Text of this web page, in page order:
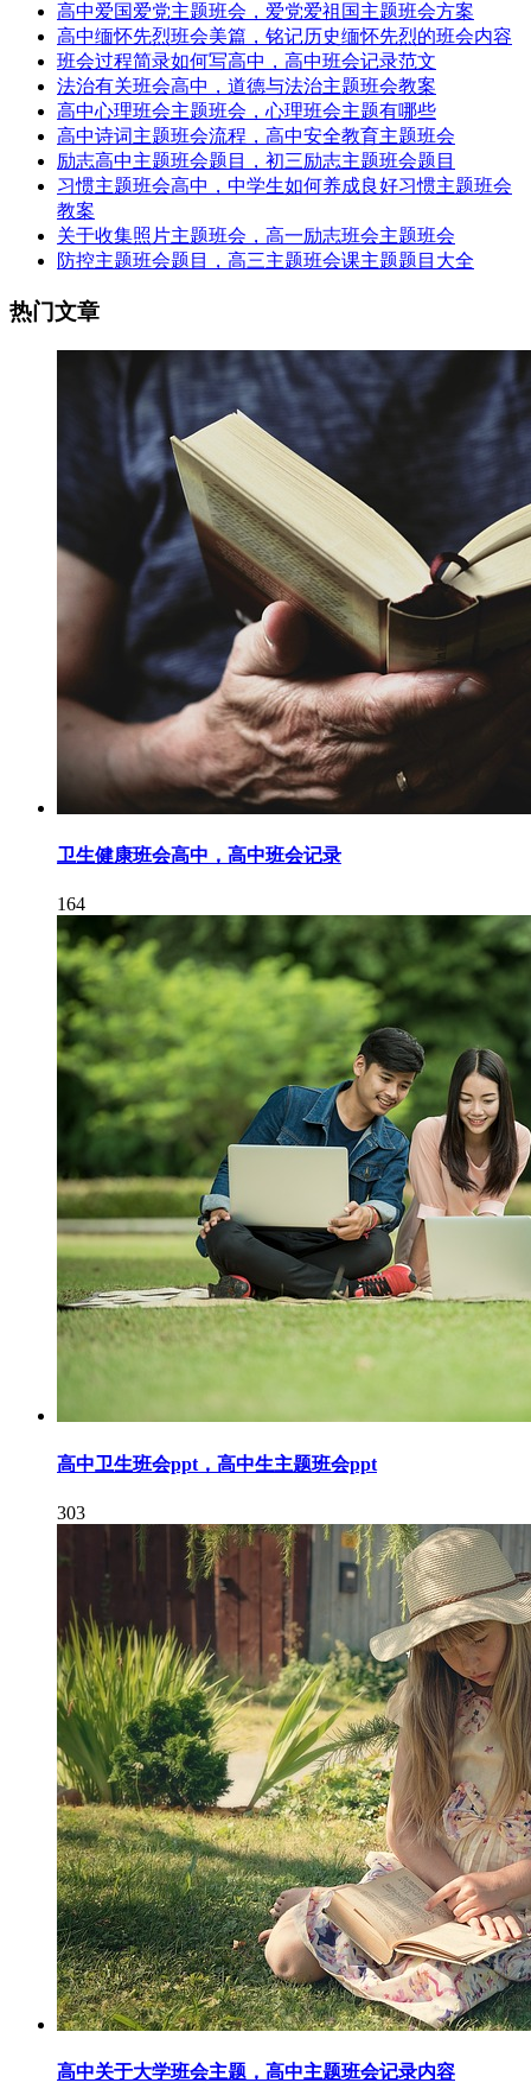
高中爱国爱党主题班会，爱党爱祖国主题班会方案
高中缅怀先烈班会美篇，铭记历史缅怀先烈的班会内容
班会过程简录如何写高中，高中班会记录范文
法治有关班会高中，道德与法治主题班会教案
高中心理班会主题班会，心理班会主题有哪些
高中诗词主题班会流程，高中安全教育主题班会
励志高中主题班会题目，初三励志主题班会题目
习惯主题班会高中，中学生如何养成良好习惯主题班会
教案
关于收集照片主题班会，高一励志班会主题班会
防控主题班会题目，高三主题班会课主题题目大全
热门文章
卫生健康班会高中，高中班会记录
164
高中卫生班会ppt，高中生主题班会ppt
303
高中关于大学班会主题，高中主题班会记录内容